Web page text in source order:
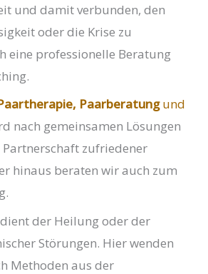
und damit verbunden, den
oder die Krise zu
eine professionelle Beratung
Paarberatungund
nach gemeinsamen Lösungen
Partnerschaft zufriedener
hinaus beraten wir auch zum
dient der Heilung oder der
Störungen. Hier wenden
Methoden aus der